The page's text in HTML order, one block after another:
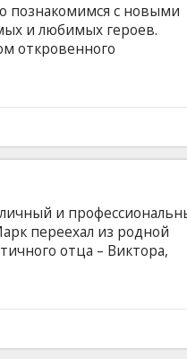
познакомимся с новыми
и любимых героев.
откровенного
и
переехал из родной
отца – Виктора,
в отцовский
путешествие от
на латышском